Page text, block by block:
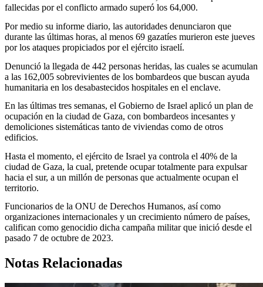
fallecidas por el conflicto armado superó los 64,000.
Por medio su informe diario, las autoridades denunciaron que
durante las últimas horas, al menos 69 gazatíes murieron este jueves
por los ataques propiciados por el ejército israelí.
Denunció la llegada de 442 personas heridas, las cuales se acumulan
a las 162,005 sobrevivientes de los bombardeos que buscan ayuda
humanitaria en los desabastecidos hospitales en el enclave.
En las últimas tres semanas, el Gobierno de Israel aplicó un plan de
ocupación en la ciudad de Gaza, con bombardeos incesantes y
demoliciones sistemáticas tanto de viviendas como de otros
edificios.
Hasta el momento, el ejército de Israel ya controla el 40% de la
ciudad de Gaza, la cual, pretende ocupar totalmente para expulsar
hacia el sur, a un millón de personas que actualmente ocupan el
territorio.
Funcionarios de la ONU de Derechos Humanos, así como
organizaciones internacionales y un crecimiento número de países,
califican como genocidio dicha campaña militar que inició desde el
pasado 7 de octubre de 2023.
Notas Relacionadas